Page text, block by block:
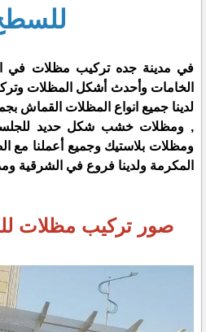
في مدينة جده تركيب مظلات
الخامات وأحدث أشكل المظلات
لدينا جميع انواع المظلات القماش
, ومظلات خشب شكل حديد
ومظلات بلاستيك وجميع أعملنا مع
المكرمة ولدينا فروع في الشرقية
صور تركيب مظلات